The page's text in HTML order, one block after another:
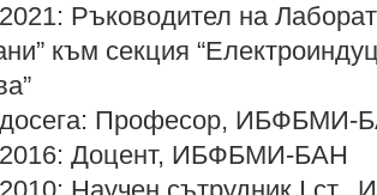
Ръководител на
към секция
досега: Професор, ИБФБМИ-
2016: Доцент, ИБФБМИ-БАН